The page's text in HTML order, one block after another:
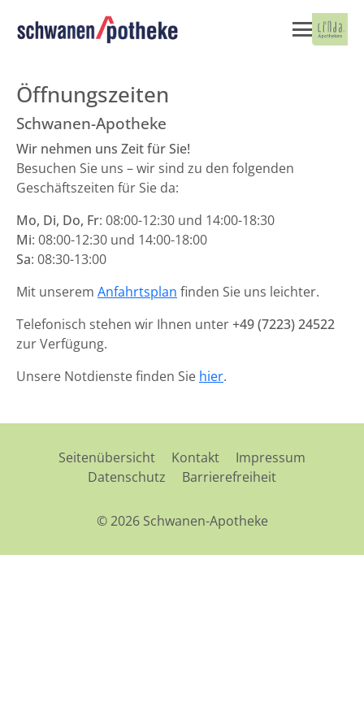
Öffnungszeiten
Schwanen-Apotheke
Wir nehmen uns Zeit für Sie!
Besuchen Sie uns – wir sind zu den folgenden
Geschäftszeiten für Sie da:
Mo, Di, Do, Fr: 08:00-12:30 und 14:00-18:30
Mi: 08:00-12:30 und 14:00-18:00
Sa: 08:30-13:00
Mit unserem Anfahrtsplan finden Sie uns leichter.
Telefonisch stehen wir Ihnen unter+49 (7223) 24522
zur Verfügung.
Unsere Notdienste finden Sie hier.
Seitenübersicht Kontakt
Impressum
Datenschutz
Barrierefreiheit
© 2026 Schwanen-Apotheke